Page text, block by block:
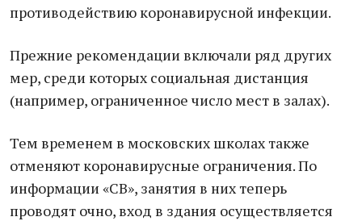
противодействию коронавирусной инфекции.
Прежние рекомендации включали ряд других
мер, среди которых социальная дистанция
(например, ограниченное число мест в залах).
Тем временем в московских школах также
отменяют коронавирусные ограничения. По
информации «СВ», занятия в них теперь
проводят очно, вход в здания осуществляется